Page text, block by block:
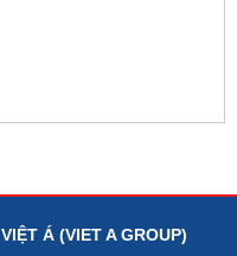
Á (VIET A GROUP)